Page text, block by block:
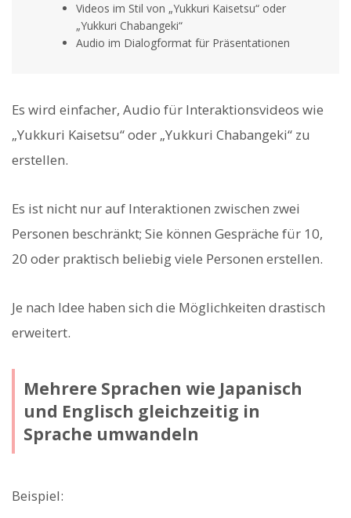
Videos im Stil von „Yukkuri Kaisetsu“ oder
„Yukkuri Chabangeki“
Audio im Dialogformat für Präsentationen
Es wird einfacher, Audio für Interaktionsvideos wie
„Yukkuri Kaisetsu“ oder „Yukkuri Chabangeki“ zu
erstellen.
Es ist nicht nur auf Interaktionen zwischen zwei
Personen beschränkt; Sie können Gespräche für 10,
20 oder praktisch beliebig viele Personen erstellen.
Je nach Idee haben sich die Möglichkeiten drastisch
erweitert.
Mehrere Sprachen wie Japanisch
und Englisch gleichzeitig in
Sprache umwandeln
Beispiel: